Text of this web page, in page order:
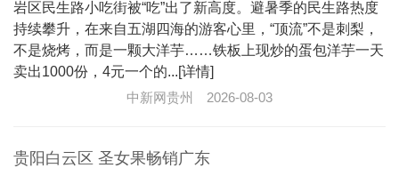
岩区民生路小吃街被“吃”出了新高度。避暑季的民生路热度
持续攀升，在来自五湖四海的游客心里，“顶流”不是刺梨，
不是烧烤，而是一颗大洋芋……铁板上现炒的蛋包洋芋一天
卖出1000份，4元一个的...[详情]
中新网贵州
2026-08-03
贵阳白云区 圣女果畅销广东